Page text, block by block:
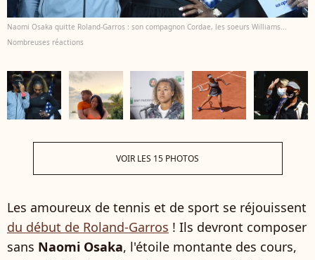
Naomi Osaka quitte Roland-Garros : son compagnon Cordae, les soeurs Williams...
Nombreuses réactions
VOIR LES 15 PHOTOS
Les amoureux de tennis et de sport se réjouissent
du début de Roland-Garros ! Ils devront composer
sans Naomi Osaka, l'étoile montante des cours,